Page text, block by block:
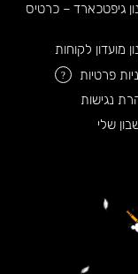
גיפטכארד – כרטיס
מועדון לקוחות
פרטיות
?
נגישות
שלי